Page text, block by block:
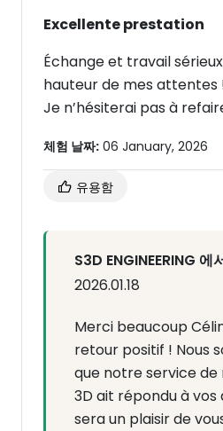
Excellente prestation
Échange et travail
hauteur de mes attentes
Je n’hésiterai pas à
체험 날짜: 06 January, 2026
유용함
S3D ENGINEERING 에
2026.01.18
Merci beaucoup
retour positif ! Nous
que notre service
3D ait répondu à
sera un plaisir de